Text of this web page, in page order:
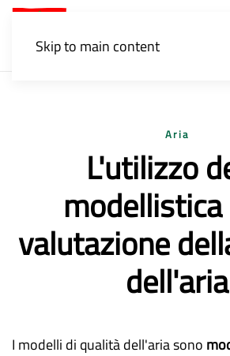
Skip to main content
Aria
L'utilizzo
valutazione
dell'aria
I modelli di qualità dell'aria sono